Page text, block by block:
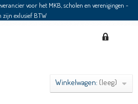
voor het MKB, scholen en verenigingen -
zijn exlusief BTW
Winkelwagen: (leeg)